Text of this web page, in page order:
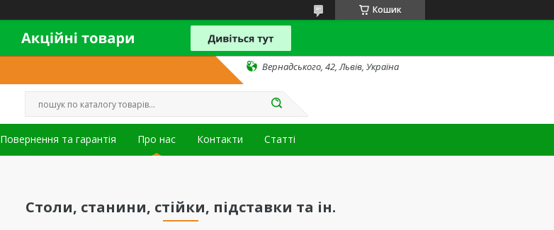
Кошик
Вернадського, 42, Львів, Україна
Повернення та гарантія Про нас Контакти Статті
Столи, станини, стійки, підставки та ін.